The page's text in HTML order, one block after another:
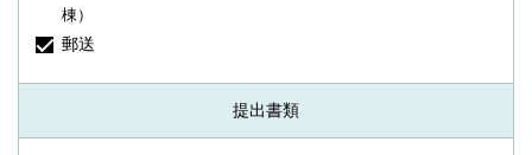
棟）
郵送
提出書類